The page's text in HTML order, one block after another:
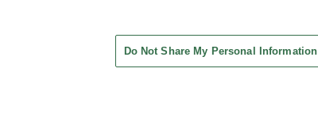
Do Not Share My Personal Information